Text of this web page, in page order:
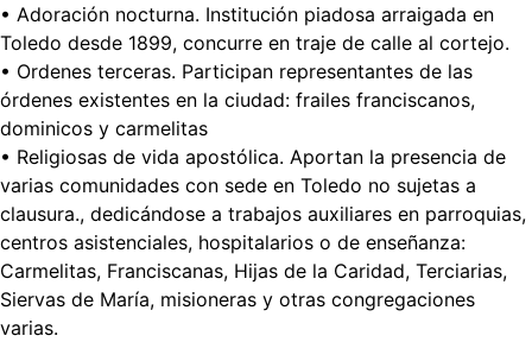
• Adoración nocturna. Institución piadosa arraigada en
Toledo desde 1899, concurre en traje de calle al cortejo.
• Ordenes terceras. Participan representantes de las
órdenes existentes en la ciudad: frailes franciscanos,
dominicos y carmelitas
• Religiosas de vida apostólica. Aportan la presencia de
varias comunidades con sede en Toledo no sujetas a
clausura., dedicándose a trabajos auxiliares en parroquias,
centros asistenciales, hospitalarios o de enseñanza:
Carmelitas, Franciscanas, Hijas de la Caridad, Terciarias,
Siervas de María, misioneras y otras congregaciones
varias.